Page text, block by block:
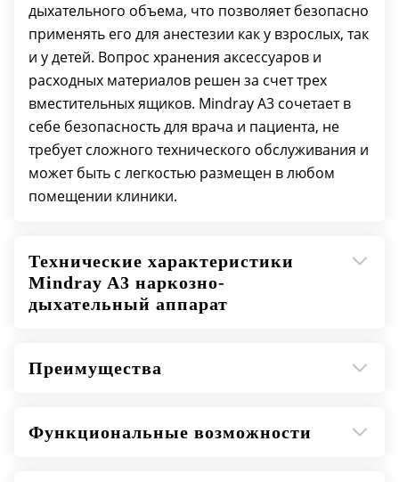
дыхательного объема, что позволяет безопасно
применять его для анестезии как у взрослых, так
и у детей. Вопрос хранения аксессуаров и
расходных материалов решен за счет трех
вместительных ящиков. Mindray A3 сочетает в
себе безопасность для врача и пациента, не
требует сложного технического обслуживания и
может быть с легкостью размещен в любом
помещении клиники.
Технические характеристики
Mindray A3 наркозно-
дыхательный аппарат
Преимущества
Функциональные возможности